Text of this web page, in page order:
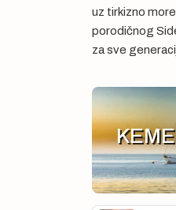
uz tirkizno
porodičnog
za sve